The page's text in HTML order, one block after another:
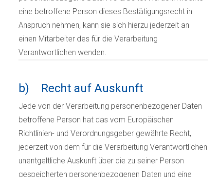
eine betroffene Person dieses Bestätigungsrecht in
Anspruch nehmen, kann sie sich hierzu jederzeit an
einen Mitarbeiter des für die Verarbeitung
Verantwortlichen wenden.
b) Recht auf Auskunft
Jede von der Verarbeitung personenbezogener Daten
betroffene Person hat das vom Europäischen
Richtlinien- und Verordnungsgeber gewährte Recht,
jederzeit von dem für die Verarbeitung Verantwortlichen
unentgeltliche Auskunft über die zu seiner Person
gespeicherten personenbezogenen Daten und eine